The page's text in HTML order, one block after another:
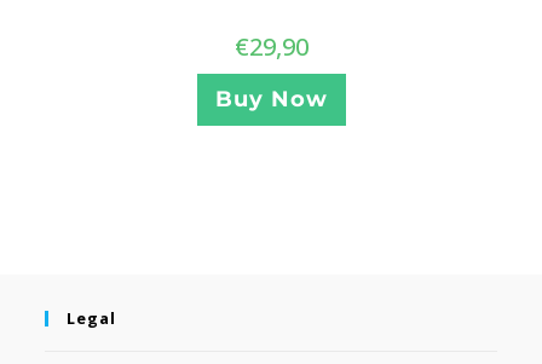
€29,90
Buy Now
Legal